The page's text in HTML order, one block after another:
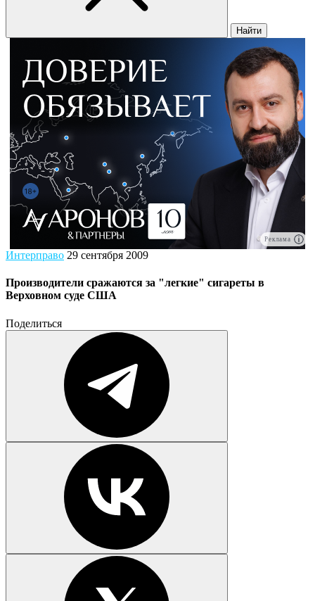
Найти
Реклама
Интерправо 29 сентября 2009
Производители сражаются за "легкие" сигареты в
Верховном суде США
Поделиться